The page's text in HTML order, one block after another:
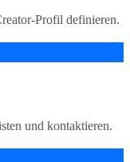
Profil definieren.
und kontaktieren.